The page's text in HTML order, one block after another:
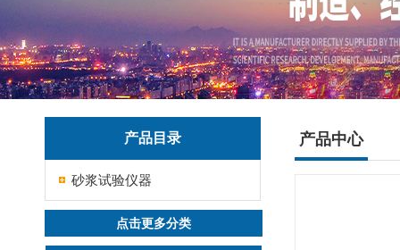
产品目录
砂浆试验仪器
点击更多分类
产品中心